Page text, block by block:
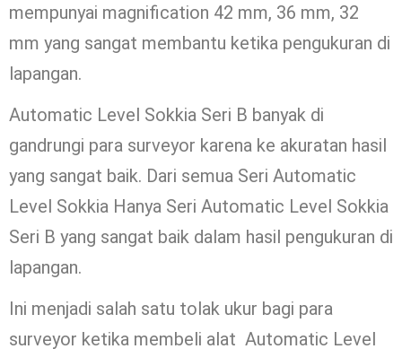
mempunyai magnification 42 mm, 36 mm, 32
mm yang sangat membantu ketika pengukuran di
lapangan.
Automatic Level Sokkia Seri B banyak di
gandrungi para surveyor karena ke akuratan hasil
yang sangat baik. Dari semua Seri Automatic
Level Sokkia Hanya Seri Automatic Level Sokkia
Seri B yang sangat baik dalam hasil pengukuran di
lapangan.
Ini menjadi salah satu tolak ukur bagi para
surveyor ketika membeli alat Automatic Level